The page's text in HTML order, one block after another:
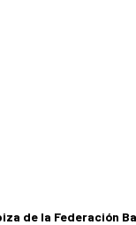
de la Federación